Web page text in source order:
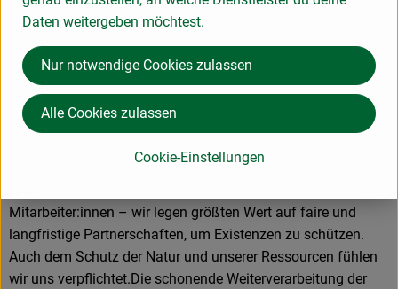
beste Qualität, ausschließlich in Bio – ein erster Meilenstein.
stellten das gesamte Sortiment auf 100% Bio-Qualität um.
Bio ist für uns nicht nur ein Trend, sondern eine
Lebenseinstellung, die uns bis heute begleitet – die wir bis
heute leben.
Unser Anspruch ist es, beste Rohstoffe und höchste Qualität
Mitarbeiter:innen – wir legen größten Wert auf faire und
langfristige Partnerschaften, um Existenzen zu schützen.
Auch dem Schutz der Natur und unserer Ressourcen fühlen
wir uns verpflichtet.Die schonende Weiterverarbeitung der
Daten weitergeben möchtest.
Cookie-Einstellungen
Nur notwendige Cookies zulassen
Alle Cookies zulassen